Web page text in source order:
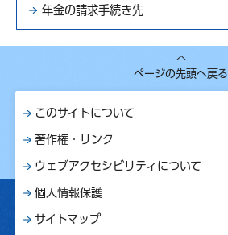
年金の請求手続き先
ページの先頭へ戻る
このサイトについて
著作権・リンク
ウェブアクセシビリティについて
個人情報保護
サイトマップ